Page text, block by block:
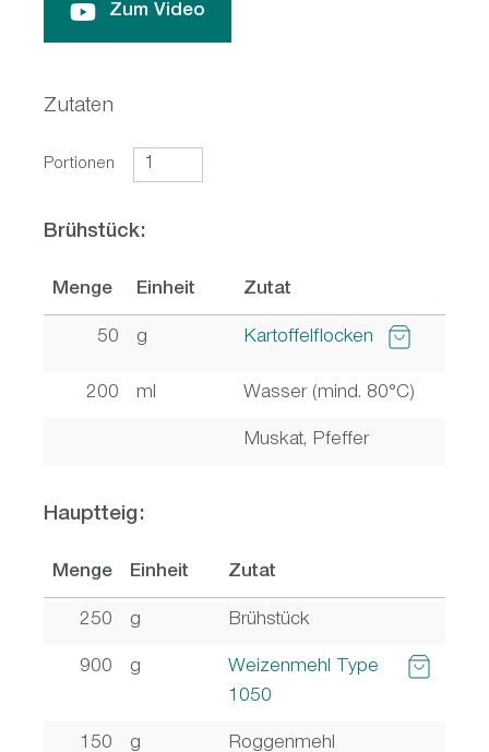
Zum Video
Zutaten
Portionen
Brühstück:
Menge Einheit Zutat
50 g Kartoffelflocken
200 ml Wasser (mind. 80°C)
Muskat, Pfeffer
Hauptteig:
Menge Einheit Zutat
250 g Brühstück
900 g
Weizenmehl Type
1050
150 g Roggenmehl